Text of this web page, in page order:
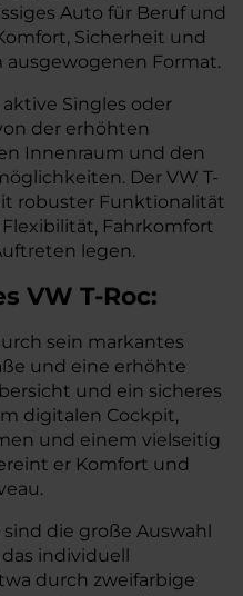
Auto für Beruf und
Sicherheit und
Format.
Singles oder
der erhöhten
Innenraum und den
Der VW T-
robuster Funktionalität
Fahrkomfort
legen.
VW T-Roc:
sein markantes
und eine erhöhte
und ein sicheres
digitalen Cockpit,
und einem vielseitig
er Komfort und
die große Auswahl
individuell
durch zweifarbige